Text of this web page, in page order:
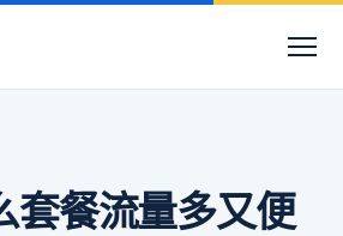
套餐流量多又便